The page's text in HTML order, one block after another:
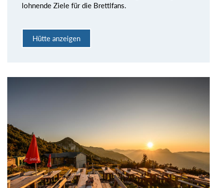
lohnende Ziele für die Brettlfans.
Hütte anzeigen